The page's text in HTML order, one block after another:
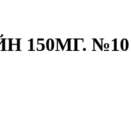
150МГ.